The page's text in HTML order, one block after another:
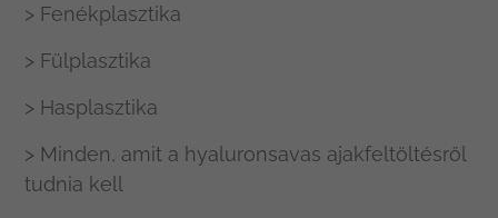
> Fenékplasztika
> Fülplasztika
> Hasplasztika
> Minden, amit a hyaluronsavas ajakfeltöltésről
tudnia kell